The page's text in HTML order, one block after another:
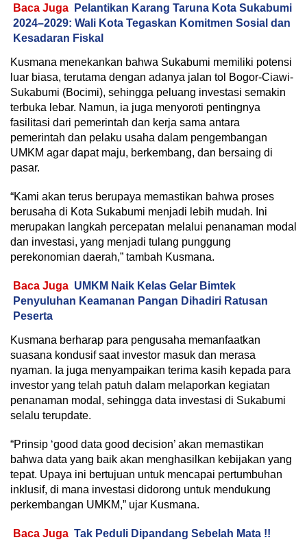
Baca Juga
Pelantikan Karang Taruna Kota Sukabumi
2024–2029: Wali Kota Tegaskan Komitmen Sosial dan
Kesadaran Fiskal
Kusmana menekankan bahwa Sukabumi memiliki potensi
luar biasa, terutama dengan adanya jalan tol Bogor-Ciawi-
Sukabumi (Bocimi), sehingga peluang investasi semakin
terbuka lebar. Namun, ia juga menyoroti pentingnya
fasilitasi dari pemerintah dan kerja sama antara
pemerintah dan pelaku usaha dalam pengembangan
UMKM agar dapat maju, berkembang, dan bersaing di
pasar.
“Kami akan terus berupaya memastikan bahwa proses
berusaha di Kota Sukabumi menjadi lebih mudah. Ini
merupakan langkah percepatan melalui penanaman modal
dan investasi, yang menjadi tulang punggung
perekonomian daerah,” tambah Kusmana.
Baca Juga UMKM Naik Kelas Gelar Bimtek
Penyuluhan Keamanan Pangan Dihadiri Ratusan
Peserta
Kusmana berharap para pengusaha memanfaatkan
suasana kondusif saat investor masuk dan merasa
nyaman. Ia juga menyampaikan terima kasih kepada para
investor yang telah patuh dalam melaporkan kegiatan
penanaman modal, sehingga data investasi di Sukabumi
selalu terupdate.
“Prinsip ‘good data good decision’ akan memastikan
bahwa data yang baik akan menghasilkan kebijakan yang
tepat. Upaya ini bertujuan untuk mencapai pertumbuhan
inklusif, di mana investasi didorong untuk mendukung
perkembangan UMKM,” ujar Kusmana.
Baca Juga Tak Peduli Dipandang Sebelah Mata !!